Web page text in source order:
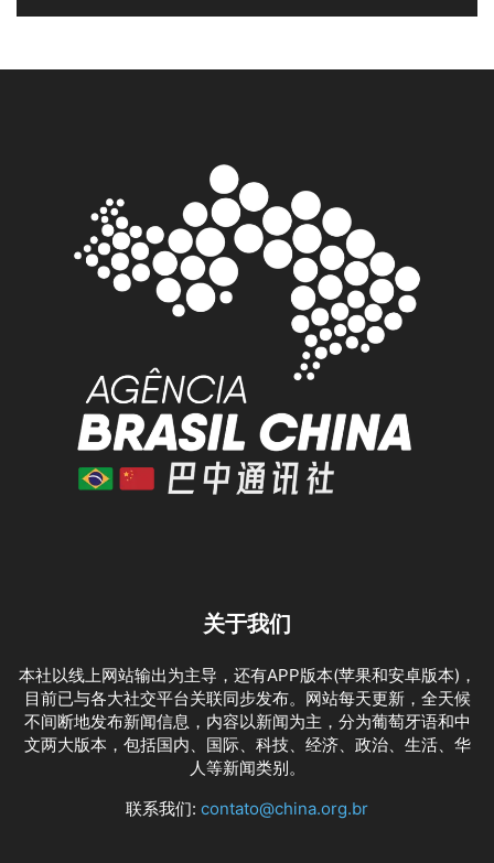
关于我们
本社以线上网站输出为主导，还有APP版本(苹果和安卓版本)，
目前已与各大社交平台关联同步发布。网站每天更新，全天候
不间断地发布新闻信息，内容以新闻为主，分为葡萄牙语和中
文两大版本，包括国内、国际、科技、经济、政治、生活、华
人等新闻类别。
联系我们: contato@china.org.br